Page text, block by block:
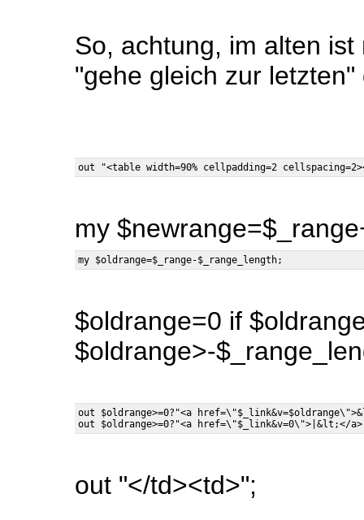
So, achtung, im alten
"gehe gleich zur
my
$oldrange=0 if
$oldrange>-
out $oldrange>=0?"<a
out "</td><td>";